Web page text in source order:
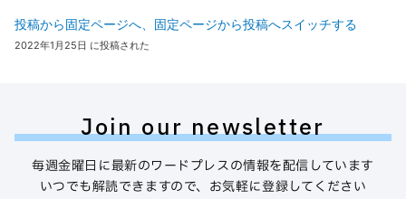
投稿から固定ページへ、固定ページから投稿へスイッチする
2022年1月25日 に投稿された
Join our newsletter
毎週金曜日に最新のワードプレスの情報を配信しています
いつでも解読できますので、お気軽に登録してください